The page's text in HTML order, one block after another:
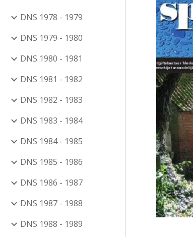
DNS 1978 - 1979
DNS 1979 - 1980
DNS 1980 - 1981
DNS 1981 - 1982
DNS 1982 - 1983
DNS 1983 - 1984
DNS 1984 - 1985
DNS 1985 - 1986
DNS 1986 - 1987
DNS 1987 - 1988
DNS 1988 - 1989